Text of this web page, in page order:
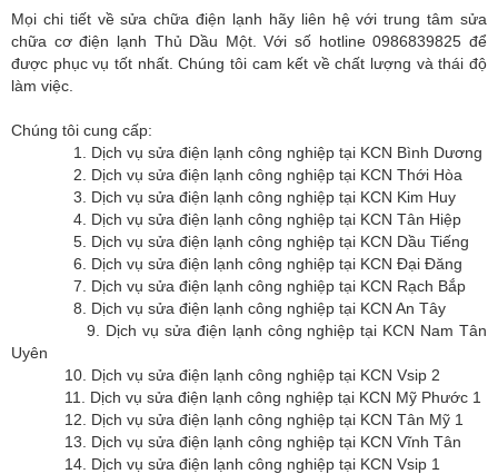
Mọi chi tiết về sửa chữa điện lạnh hãy liên hệ với trung tâm sửa
chữa cơ điện lạnh Thủ Dầu Một. Với số hotline 0986839825 để
được phục vụ tốt nhất. Chúng tôi cam kết về chất lượng và thái độ
làm việc.
Chúng tôi cung cấp:
1. Dịch vụ sửa điện lạnh công nghiệp tại KCN Bình Dương
2. Dịch vụ sửa điện lạnh công nghiệp tại KCN Thới Hòa
3. Dịch vụ sửa điện lạnh công nghiệp tại KCN Kim Huy
4. Dịch vụ sửa điện lạnh công nghiệp tại KCN Tân Hiệp
5. Dịch vụ sửa điện lạnh công nghiệp tại KCN Dầu Tiếng
6. Dịch vụ sửa điện lạnh công nghiệp tại KCN Đại Đăng
7. Dịch vụ sửa điện lạnh công nghiệp tại KCN Rạch Bắp
8. Dịch vụ sửa điện lạnh công nghiệp tại KCN An Tây
9. Dịch vụ sửa điện lạnh công nghiệp tại KCN Nam Tân
Uyên
10. Dịch vụ sửa điện lạnh công nghiệp tại KCN Vsip 2
11. Dịch vụ sửa điện lạnh công nghiệp tại KCN Mỹ Phước 1
12. Dịch vụ sửa điện lạnh công nghiệp tại KCN Tân Mỹ 1
13. Dịch vụ sửa điện lạnh công nghiệp tại KCN Vĩnh Tân
14. Dịch vụ sửa điện lạnh công nghiệp tại KCN Vsip 1